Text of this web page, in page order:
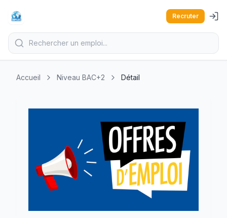
Recruter
Accueil Niveau BAC+2 Détail